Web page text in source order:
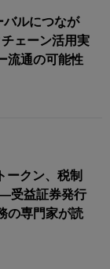
バルにつなが
ェーン活用実
流通の可能性
ークン、税制
受益証券発行
の専門家が読